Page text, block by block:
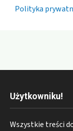
Polityka
Użytkowniku!
Wszystkie treści